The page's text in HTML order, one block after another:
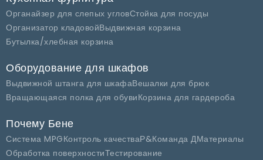
Органайзер для слепых угловСтойка для посуды
Организатор кладовойВыдвижная корзина
Бутылка/хлебная корзина
Оборудование для шкафов
Выдвижной штанга для шкафаВешалки для брюк
Вращающаяся полка для обувиКорзина для гардероба
Почему Бене
Система MPGКонтроль качестваР&Команда ДМатериалы
Обработка поверхностиТестирование